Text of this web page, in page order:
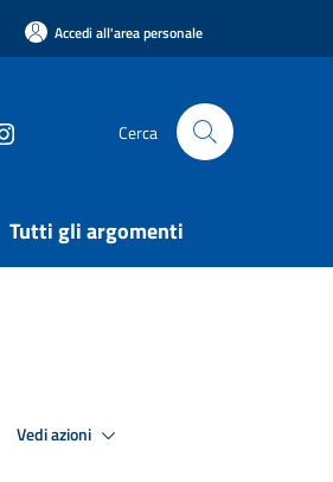
Accedi all'area personale
Cerca
Tutti gli argomenti
Vedi azioni